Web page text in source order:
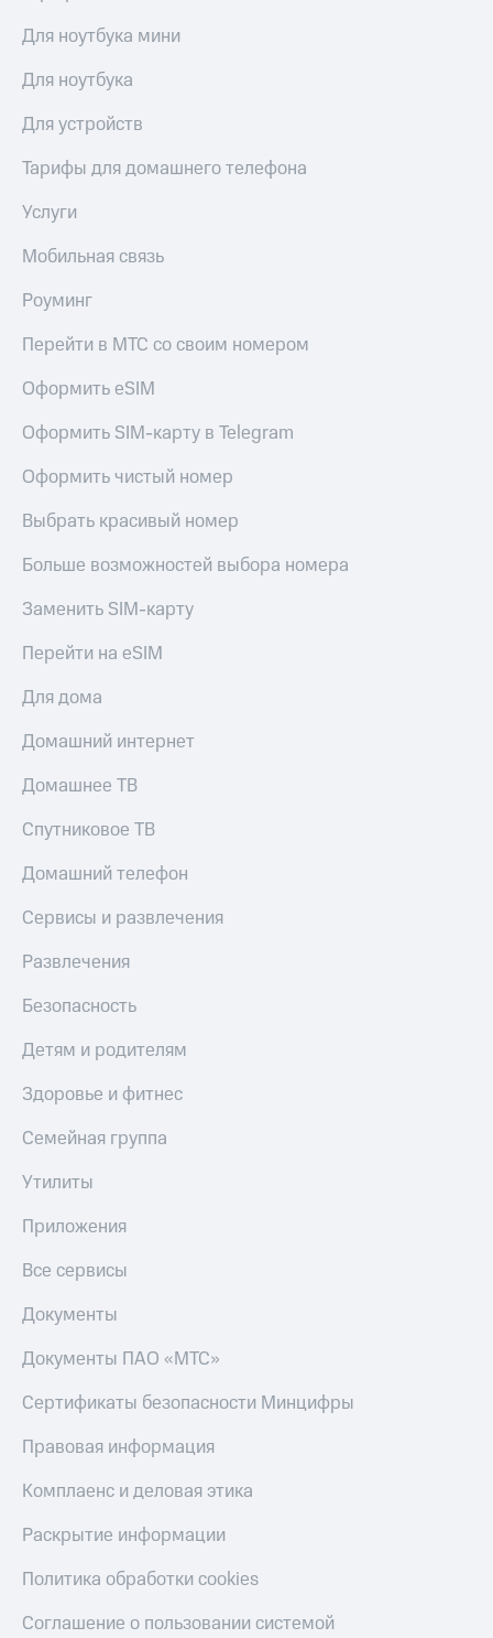
Для ноутбука мини
Для ноутбука
Для устройств
Тарифы для домашнего телефона
Услуги
Мобильная связь
Роуминг
Перейти в МТС со своим номером
Оформить eSIM
Оформить SIM-карту в Telegram
Оформить чистый номер
Выбрать красивый номер
Больше возможностей выбора номера
Заменить SIM-карту
Перейти на eSIM
Для дома
Домашний интернет
Домашнее ТВ
Спутниковое ТВ
Домашний телефон
Сервисы и развлечения
Развлечения
Безопасность
Детям и родителям
Здоровье и фитнес
Семейная группа
Утилиты
Приложения
Все сервисы
Документы
Документы ПАО «МТС»
Сертификаты безопасности Минцифры
Правовая информация
Комплаенс и деловая этика
Раскрытие информации
Политика обработки cookies
Соглашение о пользовании системой